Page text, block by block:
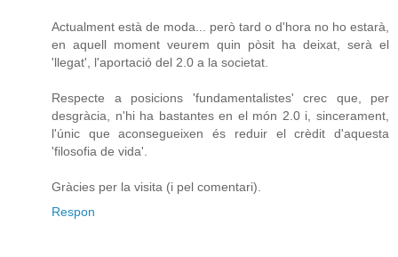
Actualment està de moda... però tard o d'hora no ho estarà,
en aquell moment veurem quin pòsit ha deixat, serà el
'llegat', l'aportació del 2.0 a la societat.
Respecte a posicions 'fundamentalistes' crec que, per
desgràcia, n'hi ha bastantes en el món 2.0 i, sincerament,
l'únic que aconsegueixen és reduir el crèdit d'aquesta
'filosofia de vida'.
Gràcies per la visita (i pel comentari).
Respon